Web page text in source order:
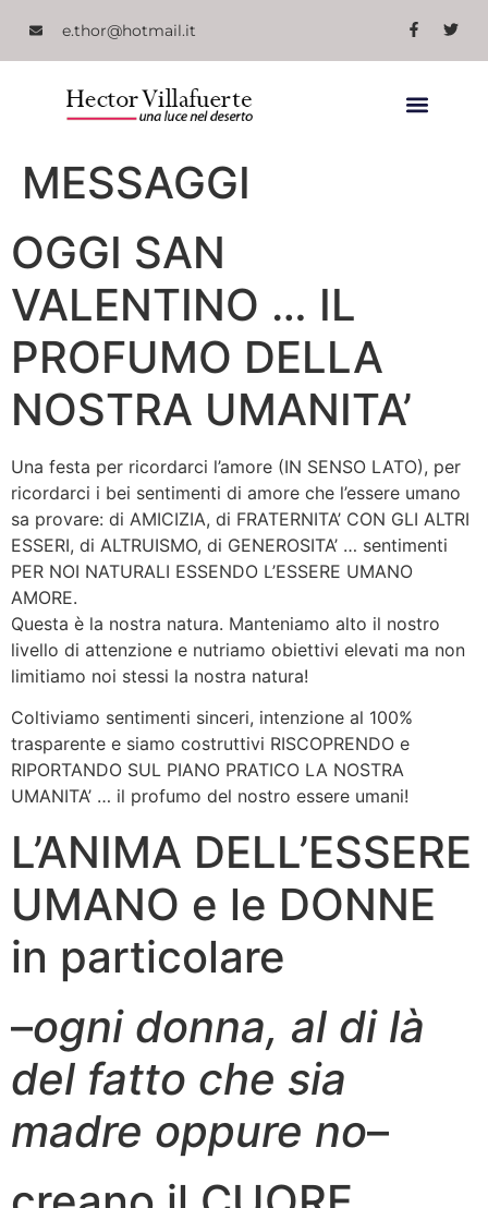
e.thor@hotmail.it
MESSAGGI
OGGI SAN
VALENTINO … IL
PROFUMO DELLA
NOSTRA UMANITA’
Una festa per ricordarci l’amore (IN SENSO LATO), per
ricordarci i bei sentimenti di amore che l’essere umano
sa provare: di AMICIZIA, di FRATERNITA’ CON GLI ALTRI
ESSERI, di ALTRUISMO, di GENEROSITA’ … sentimenti
PER NOI NATURALI ESSENDO L’ESSERE UMANO
AMORE.
Questa è la nostra natura. Manteniamo alto il nostro
livello di attenzione e nutriamo obiettivi elevati ma non
limitiamo noi stessi la nostra natura!
Coltiviamo sentimenti sinceri, intenzione al 100%
trasparente e siamo costruttivi RISCOPRENDO e
RIPORTANDO SUL PIANO PRATICO LA NOSTRA
UMANITA’ … il profumo del nostro essere umani!
L’ANIMA DELL’ESSERE
UMANO e le DONNE
in particolare
–ogni donna, al di là
del fatto che sia
madre oppure no–